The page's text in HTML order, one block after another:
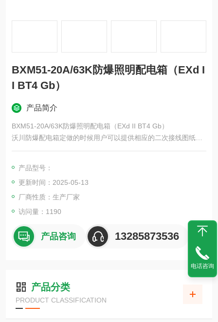
BXM51-20A/63K防爆照明配电箱（EXd I
I BT4 Gb）
产品简介
BXM51-20A/63K防爆照明配电箱（EXd II BT4 Gb）
沃川防爆配电箱定做的时候用户可以提供相应的二次接线图纸；
防爆配电箱定做内装电器原件品牌可以按照客户意愿进行选购；
或者是单腔体，不锈钢材质单开门或者是双开门均可以定做；
沃川防爆配电箱的加工与设计规范按照国标GB3863执行；
防爆配电箱常规包装为蜂窝箱，纸箱，木箱包
产品型号：
更新时间：2025-05-13
厂商性质：生产厂家
访问量：1190
产品咨询 13285873536
产品分类
PRODUCT CLASSIFICATION
电话咨询